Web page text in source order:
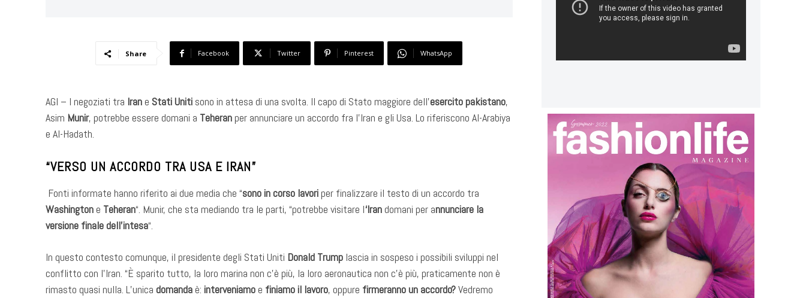
Share Facebook Twitter Pinterest WhatsApp
AGI – I negoziati tra Irane Stati Uniti sono in attesa di una svolta. Il capo di Stato maggiore dell’esercito pakistano,
Asim Munir, potrebbe essere domani a Teheranper annunciare un accordo fra l’Iran e gli Usa. Lo riferiscono Al-Arabiya
e Al-Hadath.
“VERSO UN ACCORDO TRA USA E IRAN”
Fonti informate hanno riferito ai due media che “sono in corso lavoriper finalizzare il testo di un accordo tra
Washingtone Teheran“. Munir, che sta mediando tra le parti, “potrebbe visitare l‘Irandomani per annunciare la
versione finale dell’intesa“.
In questo contesto comunque, il presidente degli Stati Uniti Donald Trump lascia in sospeso i possibili sviluppi nel
conflitto con l’Iran. “È sparito tutto, la loro marina non c’è più, la loro aeronautica non c’è più, praticamente non è
rimasto quasi nulla. L’unica domandaè: interveniamoe finiamo il lavoro, oppure firmeranno un accordo?Vedremo